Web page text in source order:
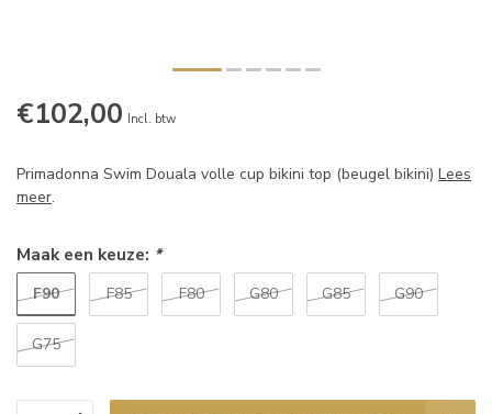
€102,00 Incl. btw
Primadonna Swim Douala volle cup bikini top (beugel bikini) Lees
meer.
Maak een keuze: *
F90 F85 F80 G80 G85 G90
G75